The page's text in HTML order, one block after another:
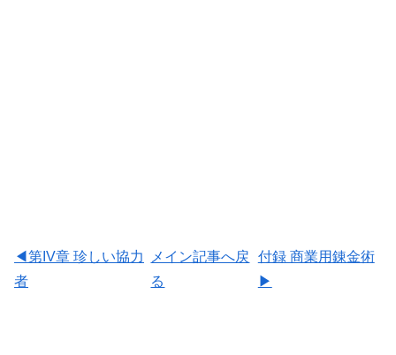
◀第IV章 珍しい協力
者
メイン記事へ戻
る
付録 商業用錬金術
▶